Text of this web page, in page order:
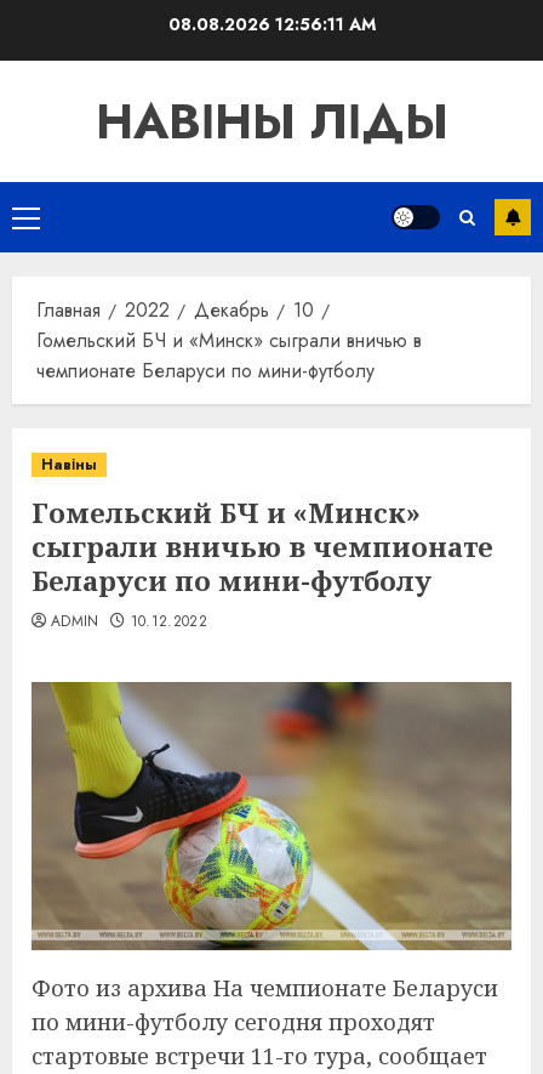
08.08.2026 12:56:12 AM
НАВІНЫ ЛІДЫ
Основное
меню
Главная 2022 Декабрь
10
Гомельский БЧ и «Минск» сыграли вничью в
чемпионате Беларуси по мини-футболу
Навіны
Гомельский БЧ и «Минск»
сыграли вничью в чемпионате
Беларуси по мини-футболу
ADMIN 10.12.2022
Фото из архива На чемпионате Беларуси
по мини-футболу сегодня проходят
стартовые встречи 11-го тура, сообщает